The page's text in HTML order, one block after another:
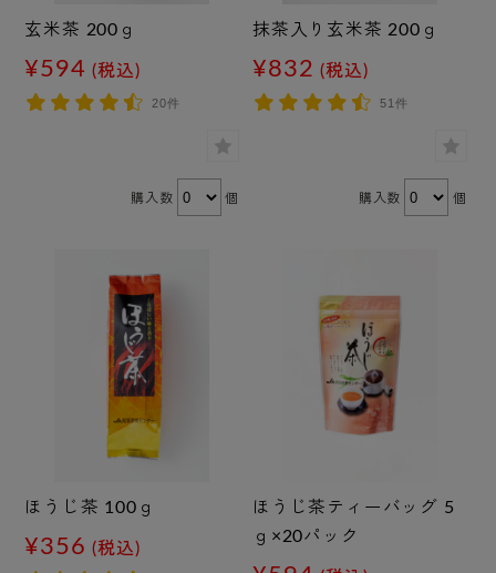
玄米茶 200ｇ
¥594 (税込)
20件
購入数 個
抹茶入り玄米茶 200ｇ
¥832 (税込)
51件
購入数 個
ほうじ茶 100ｇ
¥356 (税込)
ほうじ茶ティーバッグ 5
ｇ×20パック